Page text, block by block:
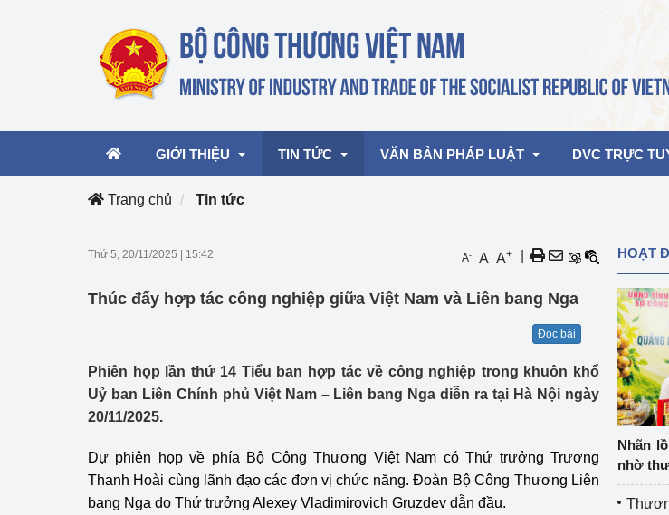
GIỚI THIỆU TIN TỨC
Hoạt động của Lãnh đạo Bộ
Hoạt động của các đơn vị
mại, Dịch vụ Việt Nam 2026
Hoạt động của Bộ trưởng
Thông cáo báo chí
Điểm báo
Chuyển đổi số
Lịch sử phát triển
VĂN BẢN PHÁP LUẬT DVC TRỰC
Trang chủ Tin tức
Thứ 5, 20/11/2025 15:42 A- A A+
Thúc đẩy hợp tác công nghiệp giữa Việt Nam và Liên bang Nga
Đọc bài
Phiên họp lần thứ 14 Tiểu ban hợp tác về công nghiệp trong khuôn khổ
Uỷ ban Liên Chính phủ Việt Nam – Liên bang Nga diễn ra tại Hà Nội ngày
20/11/2025.
Dự phiên họp về phía Bộ Công Thương Việt Nam có Thứ trưởng Trương
Thanh Hoài cùng lãnh đạo các đơn vị chức năng. Đoàn Bộ Công Thương Liên
bang Nga do Thứ trưởng Alexey Vladimirovich Gruzdev dẫn đầu.
HOẠT
Nhãn
nhờ